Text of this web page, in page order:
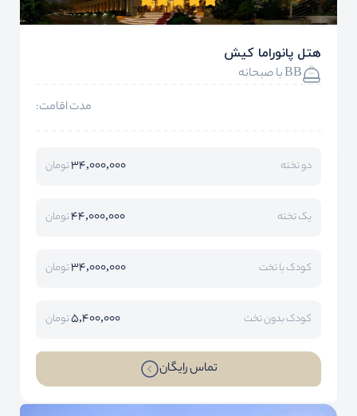
هتل پانوراما کیش
BB با صبحانه
مدت اقامت:
دو تخته 34,000,000تومان
یک تخته 44,000,000تومان
کودک با تخت 34,000,000تومان
کودک بدون تخت 5,400,000تومان
تماس رایگان